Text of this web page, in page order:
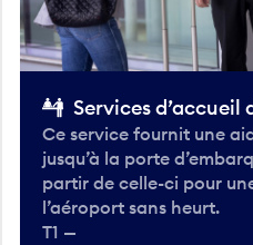
Services d’accueil
Ce service fournit une
jusqu’à la porte
partir de celle-ci pour
l’aéroport sans heurt.
T1 —